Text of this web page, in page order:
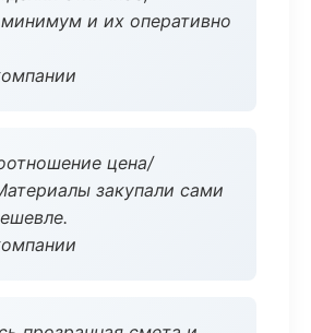
и их оперативно
цена/
закупали сами